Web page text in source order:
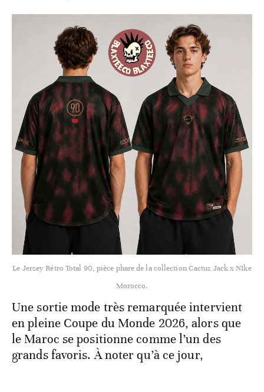
Le Jersey Rétro Total 90, pièce phare de la collection Cactus Jack x NIke
Morocco.
Une sortie mode très remarquée intervient
en pleine Coupe du Monde 2026, alors que
le Maroc se positionne comme l’un des
grands favoris. À noter qu’à ce jour,